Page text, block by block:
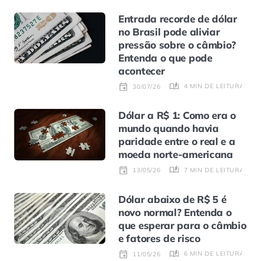
Entrada recorde de dólar
no Brasil pode aliviar
pressão sobre o câmbio?
Entenda o que pode
acontecer
30/07/26 4 MIN DE LEITURA
Dólar a R$ 1: Como era o
mundo quando havia
paridade entre o real e a
moeda norte-americana
13/05/26 7 MIN DE LEITURA
Dólar abaixo de R$ 5 é
novo normal? Entenda o
que esperar para o câmbio
e fatores de risco
11/05/26 6 MIN DE LEITURA